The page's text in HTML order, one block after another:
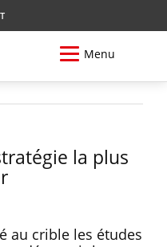
Menu
la plus
au crible les études